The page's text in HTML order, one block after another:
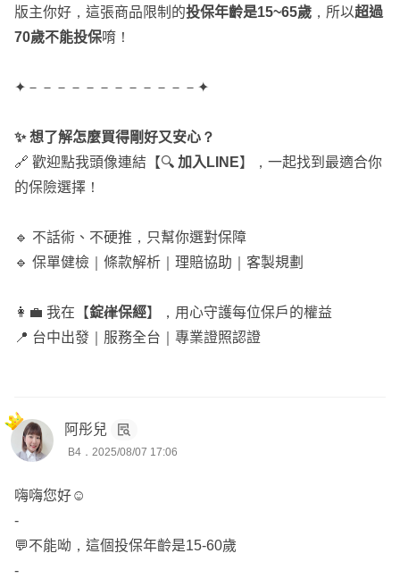
初步搭配方案給您參考(以75歲男生職等1為例):https://finfo.t
w/assortments/e47cc852d95b646c
若需服務人員，可協助您投保送件及提供後續服務
Yun服務於錠嵂保經，全台都有服務，已實際協助版上逾百
位保戶規劃專屬的保障
想要進一步諮詢歡迎主動點擊『
版主你好，這張商品限制的投保年齡是15~65歲 ，所以超過
70歲不能投保唷！
✦－－－－－－－－－－－－✦
✨ 想了解怎麼買得剛好又安心？
🔗 歡迎點我頭像連結【🔍 加入LINE】，一起找到最適合你
的保險選擇！
🔹 不話術、不硬推，只幫你選對保障
🔹 保單健檢｜條款解析｜理賠協助｜客製規劃
👩‍💼 我在【錠嵂保經】，用心守護每位保戶的權益
📍 台中出發｜服務全台｜專業證照認證
阿彤兒
B4．2025/08/07 17:06
嗨嗨您好☺️
-
💬不能呦，這個投保年齡是15-60歲
-